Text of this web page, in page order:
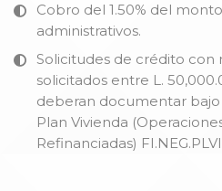
Cobro del 1.50% del
administrativos.
Solicitudes de crédito con
solicitados entre L.
deberan documentar
Plan Vivienda
Refinanciadas)